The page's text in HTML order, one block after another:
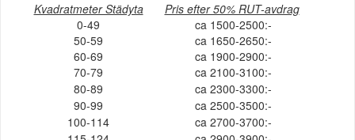
Kvadratmeter Städyta
Pris efter 50% RUT-avdrag
0-49
ca 1500-2500:-
50-59
ca 1650-2650:-
60-69
ca 1900-2900:-
70-79
ca 2100-3100:-
80-89
ca 2300-3300:-
90-99
ca 2500-3500:-
100-114
ca 2700-3700:-